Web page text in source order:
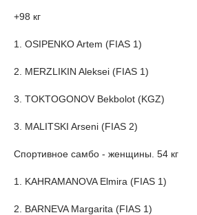
+98 кг
1. OSIPENKO Artem (FIAS 1)
2. MERZLIKIN Aleksei (FIAS 1)
3. TOKTOGONOV Bekbolot (KGZ)
3. MALITSKI Arseni (FIAS 2)
Спортивное самбо - женщины. 54 кг
1. KAHRAMANOVA Elmira (FIAS 1)
2. BARNEVA Margarita (FIAS 1)